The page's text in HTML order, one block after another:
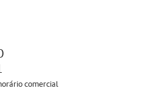
comercial